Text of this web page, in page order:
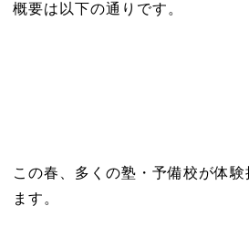
概要は以下の通りです。
この春、多くの塾・予備校が体験
ます。